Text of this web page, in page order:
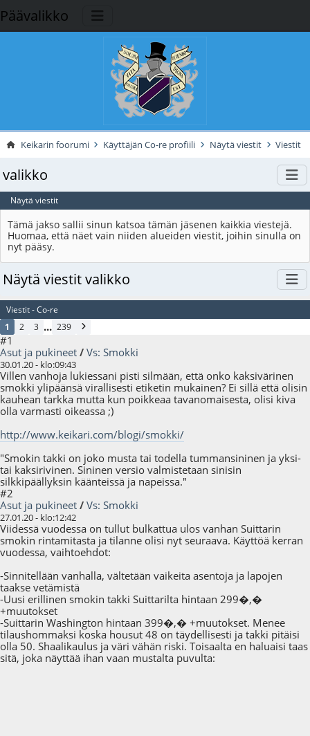
Päävalikko
Keikarin foorumi Käyttäjän Co-re profiili Näytä viestit Viestit
valikko
Näytä viestit
Tämä jakso sallii sinun katsoa tämän jäsenen kaikkia viestejä.
Huomaa, että näet vain niiden alueiden viestit, joihin sinulla on
nyt pääsy.
Näytä viestit valikko
Viestit - Co-re
1
2 3 ... 239
#1
Asut ja pukineet / Vs: Smokki
30.01.20 - klo:09:43
Villen vanhoja lukiessani pisti silmään, että onko kaksivärinen
smokki ylipäänsä virallisesti etiketin mukainen? Ei sillä että olisin
kauhean tarkka mutta kun poikkeaa tavanomaisesta, olisi kiva
olla varmasti oikeassa ;)
http://www.keikari.com/blogi/smokki/
"Smokin takki on joko musta tai todella tummansininen ja yksi-
tai kaksirivinen. Sininen versio valmistetaan sinisin
silkkipäällyksin käänteissä ja napeissa."
#2
Asut ja pukineet / Vs: Smokki
27.01.20 - klo:12:42
Viidessä vuodessa on tullut bulkattua ulos vanhan Suittarin
smokin rintamitasta ja tilanne olisi nyt seuraava. Käyttöä kerran
vuodessa, vaihtoehdot:
-Sinnitellään vanhalla, vältetään vaikeita asentoja ja lapojen
taakse vetämistä
-Uusi erillinen smokin takki Suittarilta hintaan 299�,�
+muutokset
-Suittarin Washington hintaan 399�,� +muutokset. Menee
tilaushommaksi koska housut 48 on täydellisesti ja takki pitäisi
olla 50. Shaalikaulus ja väri vähän riski. Toisaalta en haluaisi taas
sitä, joka näyttää ihan vaan mustalta puvulta: